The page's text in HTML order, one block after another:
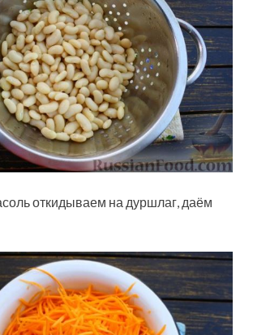
откидываем на дуршлаг, даём